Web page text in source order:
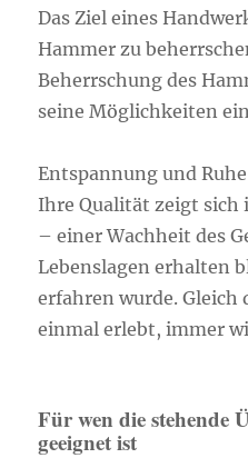
Das Ziel eines
Hammer zu
Beherrschung des
seine Möglichkeiten
Entspannung und
Ihre Qualität zeigt
– einer Wachheit des
Lebenslagen erhalten
erfahren wurde. Gleich
einmal erlebt, immer
Für wen die stehende
geeignet ist